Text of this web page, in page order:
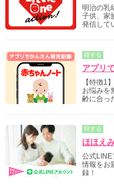
明治の乳
子供、家
発信して
得する
アプリ
【特徴1
お悩みを
齢に合っ
得する
ほほえ
公式LINE
情報をお
録！